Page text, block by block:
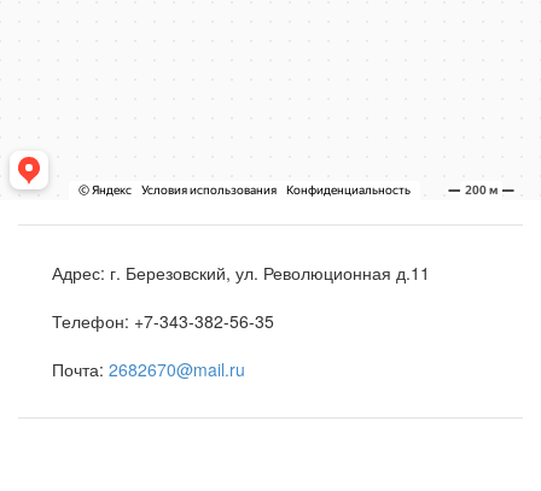
Адрес: г. Березовский, ул. Революционная д.11
Телефон: +7-343-382-56-35
Почта: 2682670@mail.ru